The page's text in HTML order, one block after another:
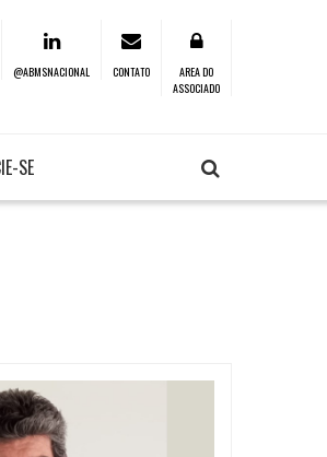
@ABMSNACIONAL CONTATO
AREA DO
ASSOCIADO
SE